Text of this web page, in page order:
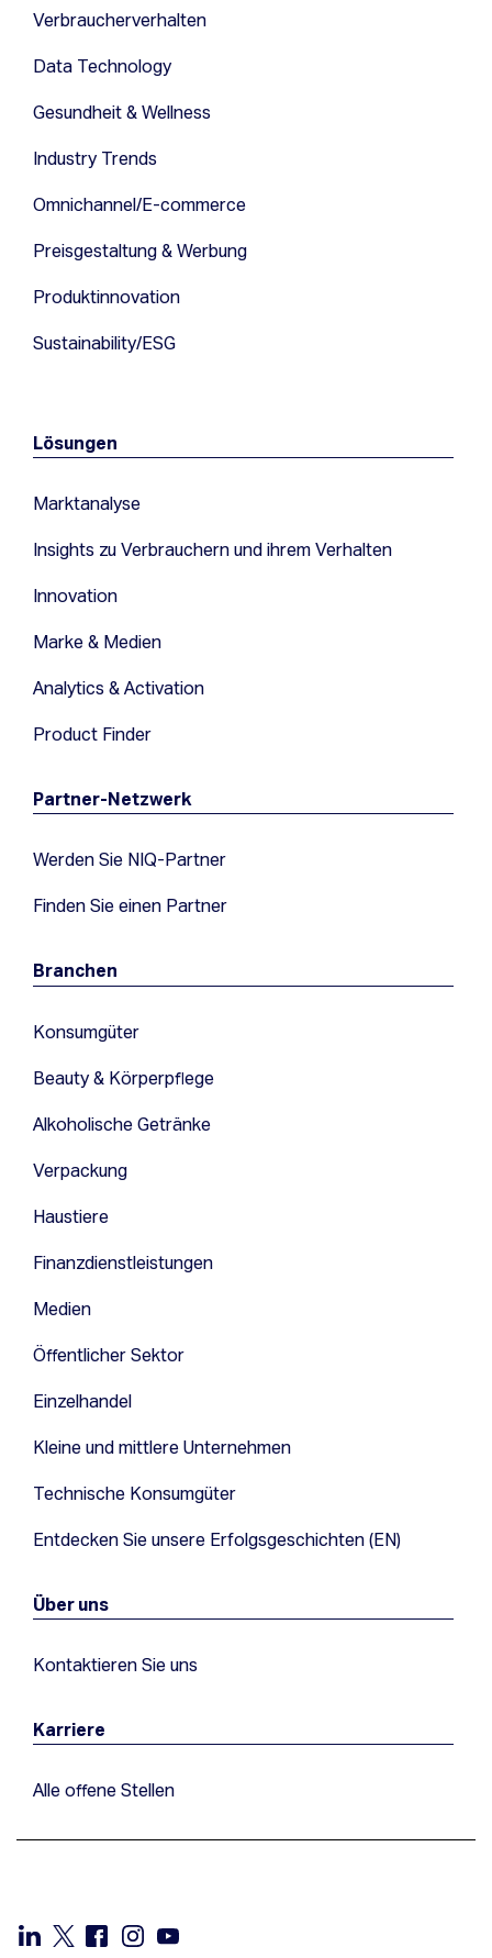
Verbraucherverhalten
Data Technology
Gesundheit & Wellness
Industry Trends
Omnichannel/E-commerce
Preisgestaltung & Werbung
Produktinnovation
Sustainability/ESG
Lösungen
Marktanalyse
Insights zu Verbrauchern und ihrem Verhalten
Innovation
Marke & Medien
Analytics & Activation
Product Finder
Partner-Netzwerk
Werden Sie NIQ-Partner
Finden Sie einen Partner
Branchen
Konsumgüter
Beauty & Körperpflege
Alkoholische Getränke
Verpackung
Haustiere
Finanzdienstleistungen
Medien
Öffentlicher Sektor
Einzelhandel
Kleine und mittlere Unternehmen
Technische Konsumgüter
Entdecken Sie unsere Erfolgsgeschichten (EN)
Über uns
Kontaktieren Sie uns
Karriere
Alle offene Stellen